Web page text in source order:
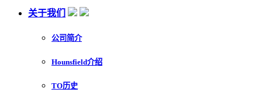
关于我们
公司简介
Hounsfield介绍
TO历史